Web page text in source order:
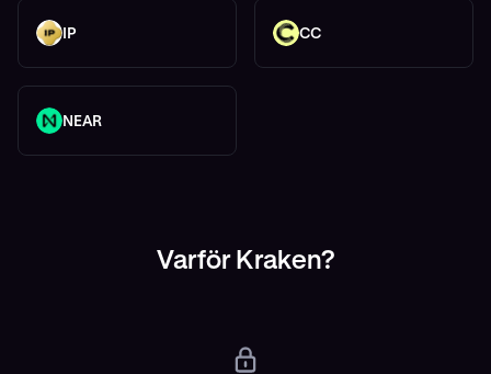
IP IP CC CC
NEAR NEAR
Varför Kraken?